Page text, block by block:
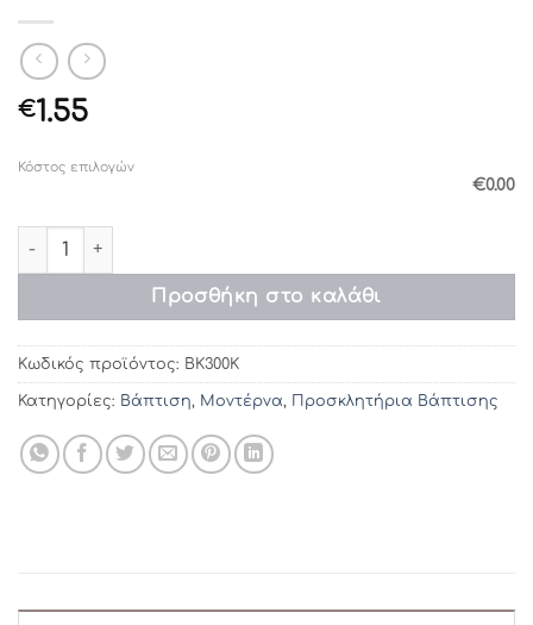
€1.55
Κόστος επιλογών
€0.00
Προσκλητήρια βάπτισης ΒΚ300Κ (15,5Χ15) ποσότητα
Προσθήκη στο καλάθι
Κωδικός προϊόντος: ΒΚ300K
Κατηγορίες: Βάπτιση, Μοντέρνα, Προσκλητήρια Βάπτισης